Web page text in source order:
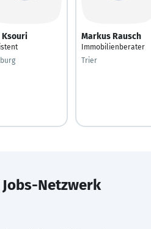
Ksouri Markus Rausch
Immobilienberater
Trier
Jobs-Netzwerk